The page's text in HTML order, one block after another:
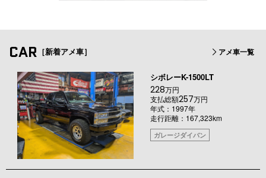
CAR ［新着アメ車］ アメ車一覧
シボレーK-1500LT
228万円
支払総額257万円
年式：1997年
走行距離：167,323km
ガレージダイバン